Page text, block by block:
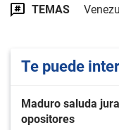
TEMAS
Te puede
Maduro saluda
opositores